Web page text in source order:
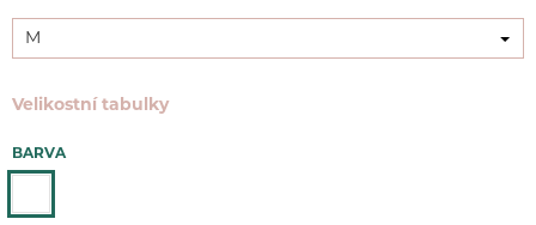
M
M
Velikostní tabulky
BARVA